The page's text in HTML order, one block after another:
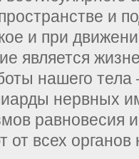
и
и при
является
нашего
нервных
равновесия
от всех